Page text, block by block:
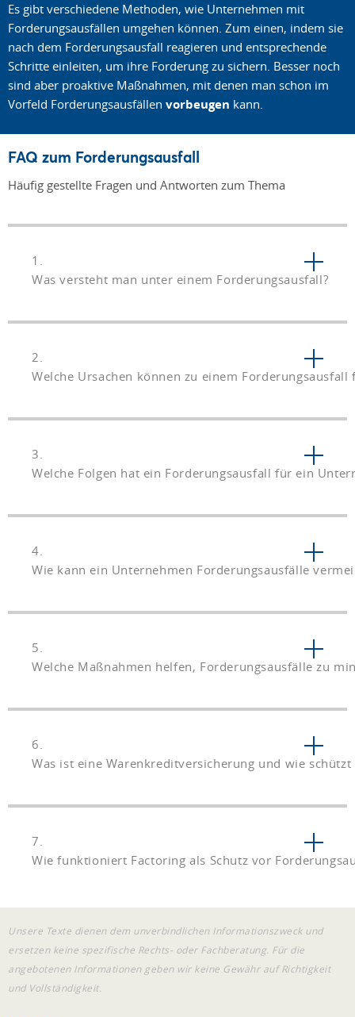
Es gibt verschiedene Methoden, wie Unternehmen mit
Forderungsausfällen umgehen können. Zum einen, indem sie
nach dem Forderungsausfall reagieren und entsprechende
Schritte einleiten, um ihre Forderung zu sichern. Besser noch
sind aber proaktive Maßnahmen, mit denen man schon im
Vorfeld Forderungsausfällen vorbeugen kann.
FAQ zum Forderungsausfall
Häufig gestellte Fragen und Antworten zum Thema
1.
Was versteht man unter einem Forderungsausfall?
2.
Welche Ursachen können zu einem Forderungsausfall
3.
Welche Folgen hat ein Forderungsausfall für ein
4.
Wie kann ein Unternehmen Forderungsausfälle
5.
Welche Maßnahmen helfen, Forderungsausfälle zu
6.
Was ist eine Warenkreditversicherung und wie
7.
Wie funktioniert Factoring als Schutz vor
Unsere Texte dienen dem unverbindlichen Informationszweck und
ersetzen keine spezifische Rechts- oder Fachberatung. Für die
angebotenen Informationen geben wir keine Gewähr auf Richtigkeit
und Vollständigkeit.